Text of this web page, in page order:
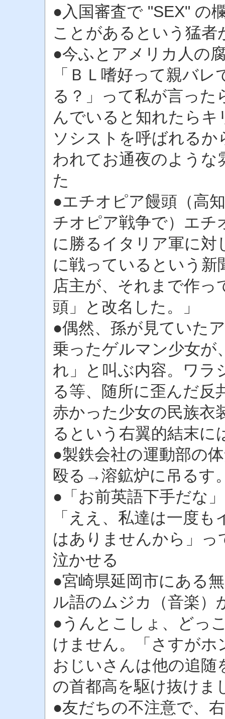
●入国審査で "SEX" の
ことがあるという猛
●今ふとアメリカ人の
「ＢＬ嗜好って親バ
る？」って私が言った
んでいると知れたらキ
ソシストを呼ばれる
われてお通夜のような
た
●エチオピア饅頭（高
チオピア戦争で）エチ
に勝るイタリア軍に対
に戦っているという新
店主が、それまで作
頭」と改名した。」
●偶然、孫が見ていた
乗ったゲルマン少女が
れ」と叫ぶ内容。ワラ
る等、随所に歪んだ反
赤かった少女の民族衣
るという右翼的結末に
●製鉄会社の運動部の
殴る→溶鉱炉に吊るす
●「お前英語下手だな
「ええ、私達は一度
はありませんから」
泣かせる
●宮崎県延岡市にある
ル語のムジカ（音楽）
●うんとこしょ、どっ
けません。「さすが
おじいさんは他の追随
の首都高を駆け抜けま
●友だちの不注意で、